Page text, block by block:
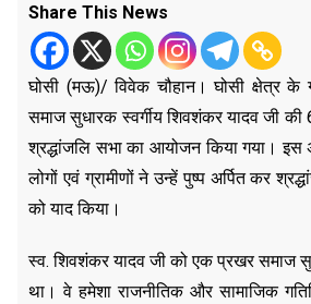
Share This News
घोसी (मऊ)/ विवेक चौहान। घोसी क्षेत्र के
समाज सुधारक स्वर्गीय शिवशंकर यादव जी
श्रद्धांजलि सभा का आयोजन किया गया। इस
लोगों एवं ग्रामीणों ने उन्हें पुष्प अर्पित कर
को याद किया।
स्व. शिवशंकर यादव जी को एक प्रखर समाज
था। वे हमेशा राजनीतिक और सामाजिक